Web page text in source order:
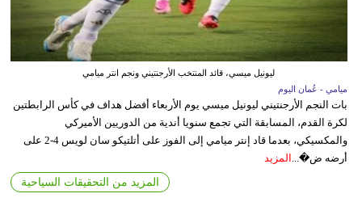
ليونيل ميسي، قائد المنتخب الأرجنتيني ونجم انتر ميامي
ميامي - عُمان اليوم
بات النجم الأرجنتيني ليونيل ميسي يوم الأربعاء أفضل هداف في كأس الرابطتين
لكرة القدم، المسابقة التي تجمع سنويا أندية من الدوريين الأميركي
والمكسيكي، بعدما قاد إنتر ميامي إلى الفوز على أتلتيكو سان لويس 4-2 على
أرضه ض�...
المزيد
المزيد من التحقيقات السياحية